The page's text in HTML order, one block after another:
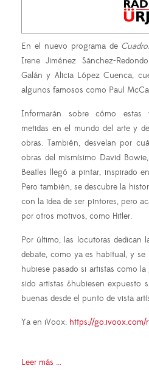
En el nuevo programa de
Irene Jiménez Sánchez-
Galán y Alicia López Cuenca,
algunos famosos como Paul
Informarán sobre cómo estas
metidas en el mundo del arte y
obras. También, desvelan por
obras del mismísimo David
Beatles llegó a pintar, inspirado
Pero también, se descubre la
con la idea de ser pintores, pero
por otros motivos, como Hitler.
Por último, las locutoras dedican
debate, como ya es habitual, y
hubiese pasado si artistas como
sido artistas ¿hubiesen expuesto
buenas desde el punto de vista
Ya en iVoox: https://go.ivoox.com/
Leer más ...